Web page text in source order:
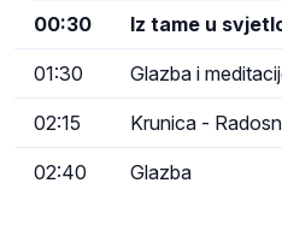
00:30 Iz tame u
01:30 Glazba i
02:15 Krunica -
02:40 Glazba